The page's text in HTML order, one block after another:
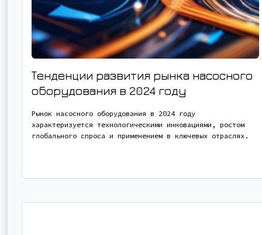
Тенденции развития рынка насосного
оборудования в 2024 году
Рынок насосного оборудования в 2024 году
характеризуется технологическими инновациями, ростом
глобального спроса и применением в ключевых отраслях.